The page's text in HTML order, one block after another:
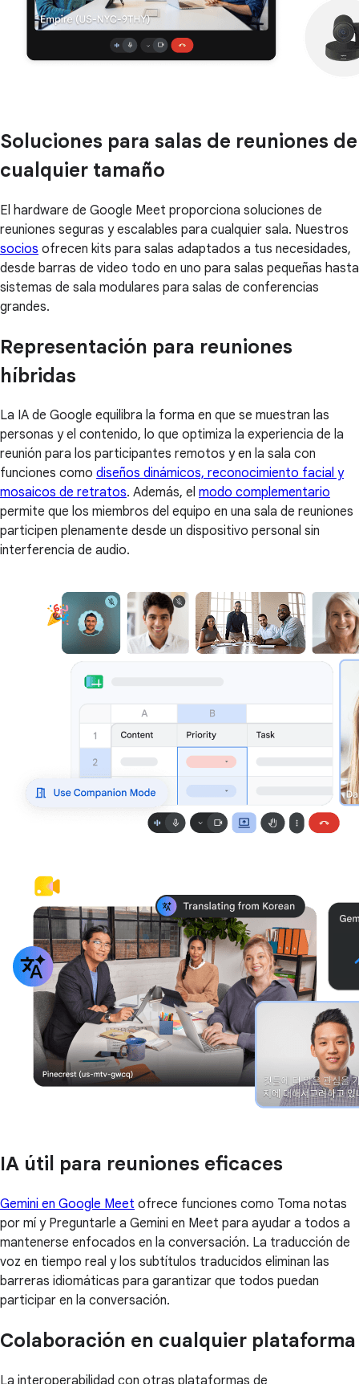
Soluciones para salas de reuniones de
cualquier tamaño
El hardware de Google Meet proporciona soluciones de
reuniones seguras y escalables para cualquier sala. Nuestros
socios ofrecen kits para salas adaptados a tus necesidades,
desde barras de video todo en uno para salas pequeñas hasta
sistemas de sala modulares para salas de conferencias
grandes.
Representación para reuniones
híbridas
La IA de Google equilibra la forma en que se muestran las
personas y el contenido, lo que optimiza la experiencia de la
reunión para los participantes remotos y en la sala con
funciones como diseños dinámicos, reconocimiento facial y
mosaicos de retratos. Además, el modo complementario
permite que los miembros del equipo en una sala de reuniones
participen plenamente desde un dispositivo personal sin
interferencia de audio.
IA útil para reuniones eficaces
Gemini en Google Meet ofrece funciones como Toma notas
por mí y Preguntarle a Gemini en Meet para ayudar a todos a
mantenerse enfocados en la conversación. La traducción de
voz en tiempo real y los subtítulos traducidos eliminan las
barreras idiomáticas para garantizar que todos puedan
participar en la conversación.
Colaboración en cualquier plataforma